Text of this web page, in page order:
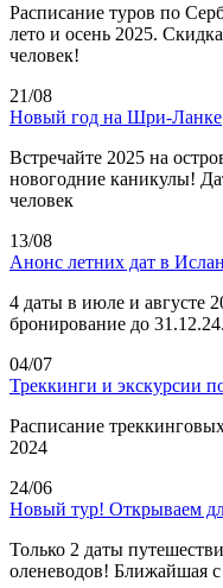
Расписание туров по
лето и осень 2025.
человек!
21/08
Новый год на Шри-Ланке
Встречайте 2025 на
новогодние каникулы!
человек
13/08
Анонс летних дат в
4 даты в июле и августе
бронирование до 31.12.24.
04/07
Треккинги и экскурсии
Расписание
2024
24/06
Новый тур! Открываем
Только 2 даты
оленеводов! Ближайшая